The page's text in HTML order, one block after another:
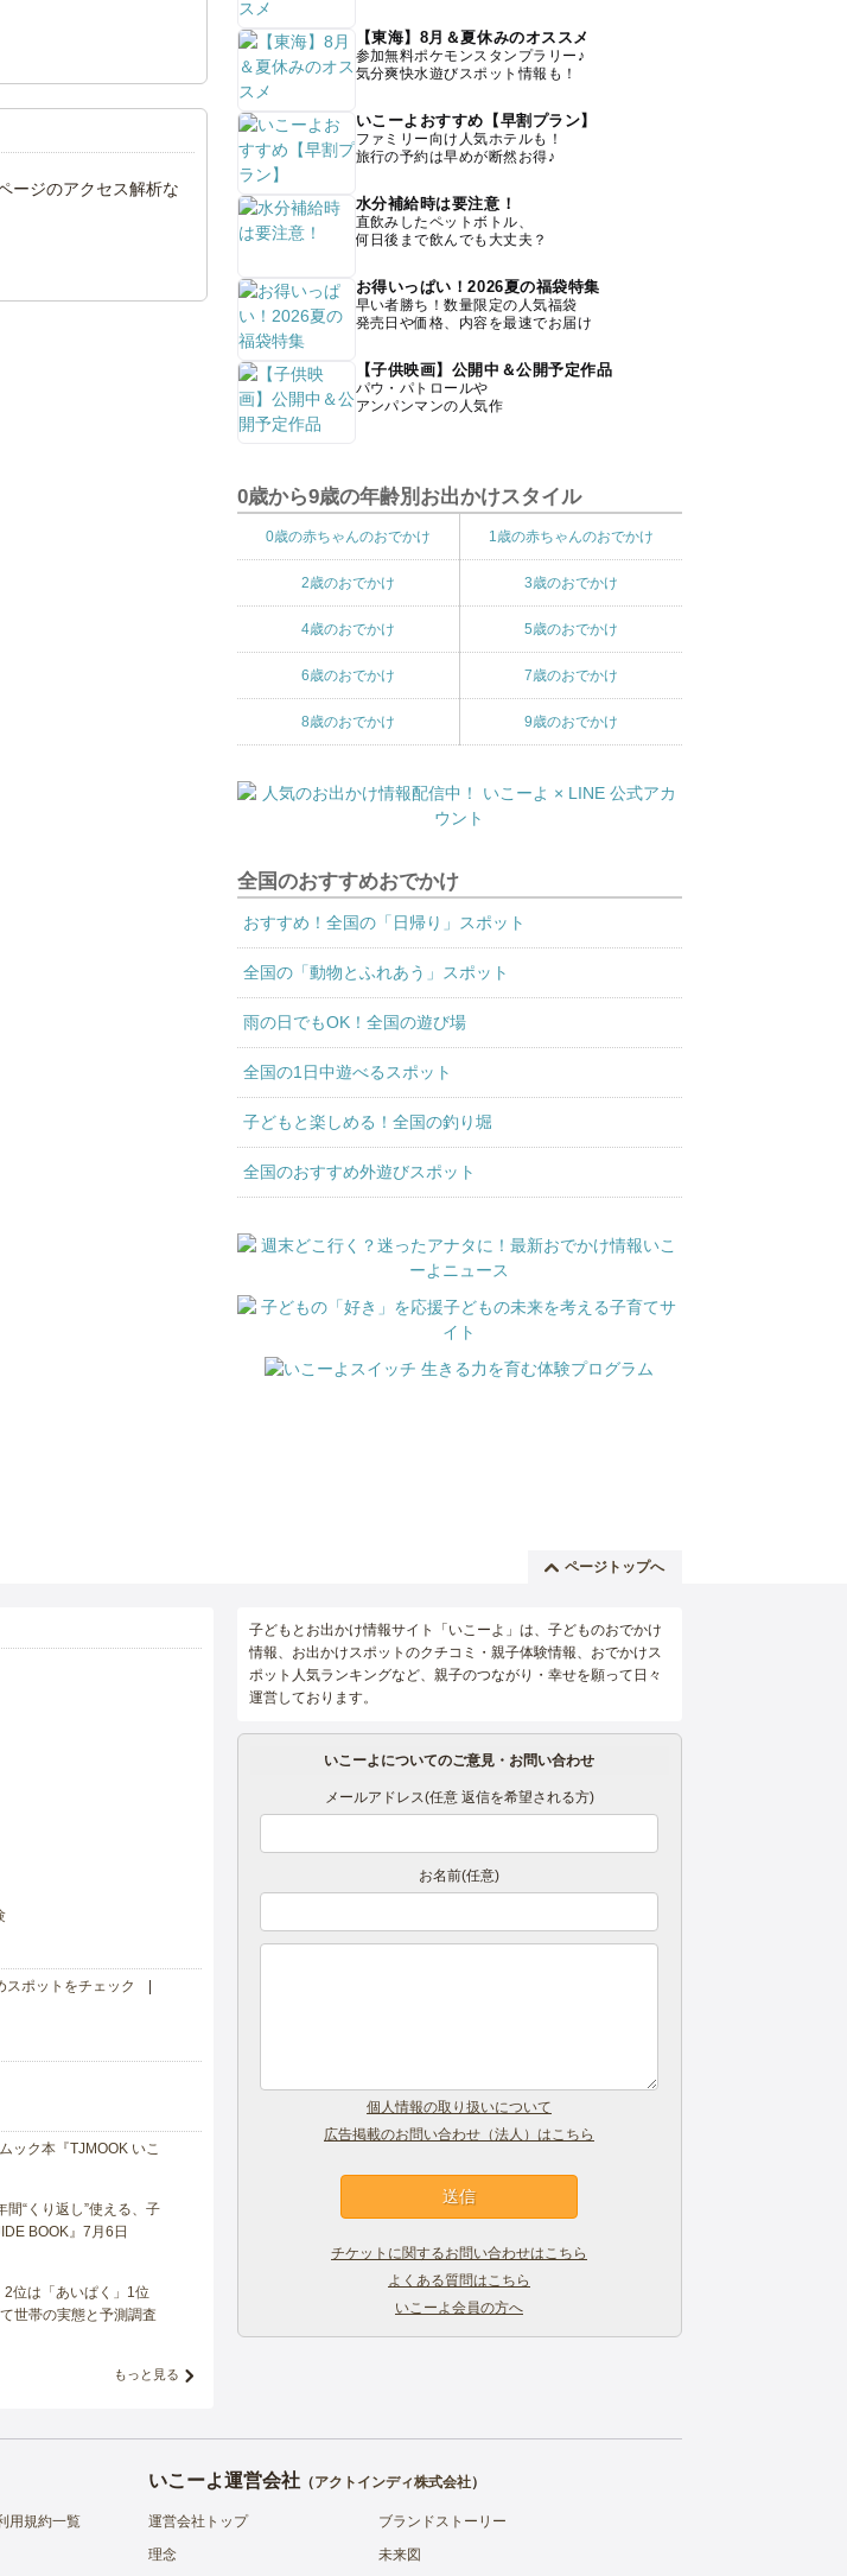
ージのアクセス解析な
【東海】8月＆夏休みのオススメ
参加無料ポケモンスタンプラリー♪
気分爽快水遊びスポット情報も！
いこーよおすすめ【早割プラン】
ファミリー向け人気ホテルも！
旅行の予約は早めが断然お得♪
水分補給時は要注意！
直飲みしたペットボトル、
何日後まで飲んでも大丈夫？
お得いっぱい！2026夏の福袋特集
早い者勝ち！数量限定の人気福袋
発売日や価格、内容を最速でお届け
【子供映画】公開中＆公開予定作品
パウ・パトロールや
アンパンマンの人気作
0歳から9歳の年齢別お出かけスタイル
0歳の赤ちゃんのおでかけ 1歳の赤ちゃんのおでかけ
2歳のおでかけ 3歳のおでかけ
4歳のおでかけ 5歳のおでかけ
6歳のおでかけ 7歳のおでかけ
8歳のおでかけ 9歳のおでかけ
全国のおすすめおでかけ
おすすめ！全国の「日帰り」スポット
全国の「動物とふれあう」スポット
雨の日でもOK！全国の遊び場
全国の1日中遊べるスポット
子どもと楽しめる！全国の釣り堀
全国のおすすめ外遊びスポット
ページトップへ
ポットをチェック
ック本『TJMOOK いこ
“くり返し”使える、子
BOOK』7月6日
位は「あいぱく」1位
世帯の実態と予測調査
もっと見る
子どもとお出かけ情報サイト「いこーよ」は、子どものおでかけ
情報、お出かけスポットのクチコミ・親子体験情報、おでかけス
ポット人気ランキングなど、親子のつながり・幸せを願って日々
運営しております。
いこーよについてのご意見・お問い合わせ
メールアドレス(任意 返信を希望される方)
お名前(任意)
個人情報の取り扱いについて
広告掲載のお問い合わせ（法人）はこちら
チケットに関するお問い合わせはこちら
よくある質問はこちら
いこーよ会員の方へ
用規約一覧
いこーよ運営会社（アクトインディ株式会社）
運営会社トップ
ブランドストーリー
理念
未来図